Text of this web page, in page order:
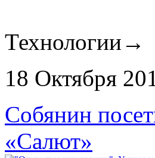
Технологии →
18 Октября
Собянин
«Салют»